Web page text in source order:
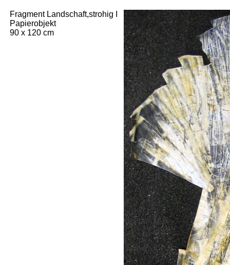
Fragment Landschaft,strohig I
Papierobjekt
90 x 120 cm